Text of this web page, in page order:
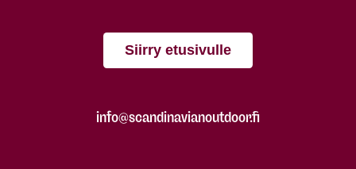
Siirry etusivulle
info@scandinavianoutdoor.fi